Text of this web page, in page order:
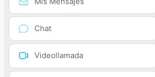
Chat
Videollamada